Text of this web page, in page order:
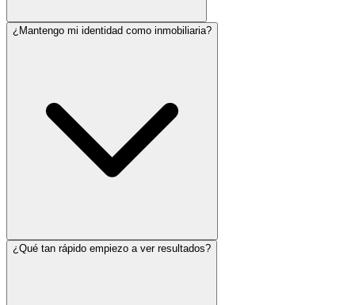
¿Mantengo mi identidad como inmobiliaria?
¿Qué tan rápido empiezo a ver resultados?